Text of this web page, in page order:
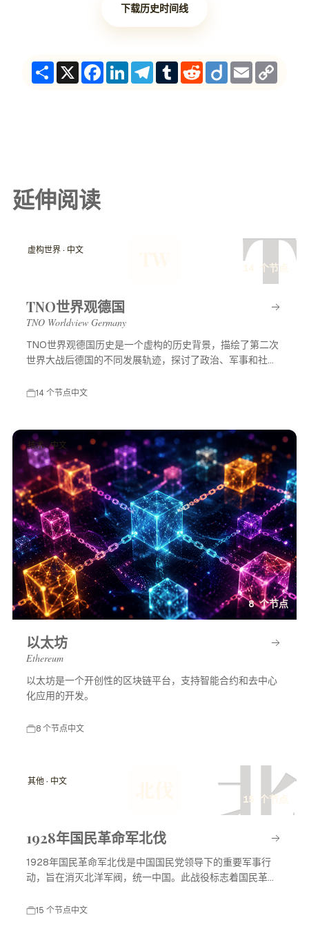
下载历史时间线
ShareX Facebook
LinkedInTelegram
TumblrRedditDiigoEmail
延伸阅读
T
虚构世界 · 中文
14 个节点
TNO世界观德国
TNO Worldview Germany
TNO世界观德国历史是一个虚构的历史背景，描绘了第二次
世界大战后德国的不同发展轨迹，探讨了政治、军事和社会
14 个节点中文
技术 · 中文
8 个节点
以太坊
Ethereum
以太坊是一个开创性的区块链平台，支持智能合约和去中心
化应用的开发。
8 个节点中文
北
其他 · 中文
15 个节点
1928年国民革命军北伐
1928年国民革命军北伐是中国国民党领导下的重要军事行
动，旨在消灭北洋军阀，统一中国。此战役标志着国民革命
15 个节点中文